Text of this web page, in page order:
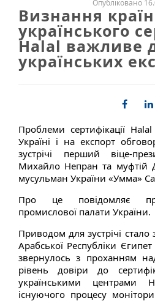
Опубліковано
Визнання
українського
Halal важливе
українських
Проблеми сертифікації
Україні і на експорт
зустрічі перший віце-
Михайло Непран та муфтій
мусульман України «Умма»
Про це повідомляє
промислової палати України.
Приводом для зустрічі
Арабської Республіки
звернулось з проханням
рівень довіри до
українськими центрами
існуючого процесу